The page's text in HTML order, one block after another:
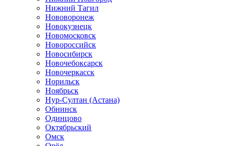
Нижний Тагил
Нововоронеж
Новокузнецк
Новомосковск
Новороссийск
Новосибирск
Новочебоксарск
Новочеркасск
Норильск
Ноябрьск
Нур-Султан (Астана)
Обнинск
Одинцово
Октябрьский
Омск